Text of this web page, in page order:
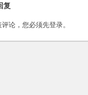
复
评论，您必须先登录。